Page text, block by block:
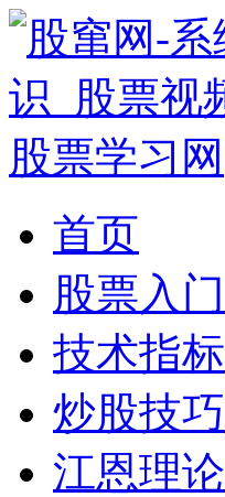
首页
股票入门
技术指标
炒股技巧
江恩理论